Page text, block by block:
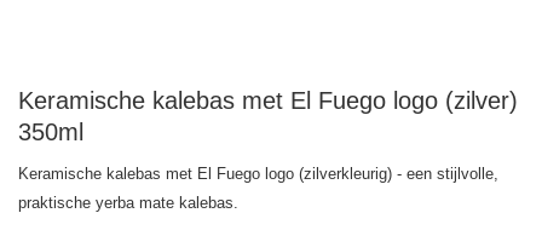
Keramische kalebas met El Fuego logo (zilver)
350ml
Keramische kalebas met El Fuego logo (zilverkleurig) - een stijlvolle,
praktische yerba mate kalebas.